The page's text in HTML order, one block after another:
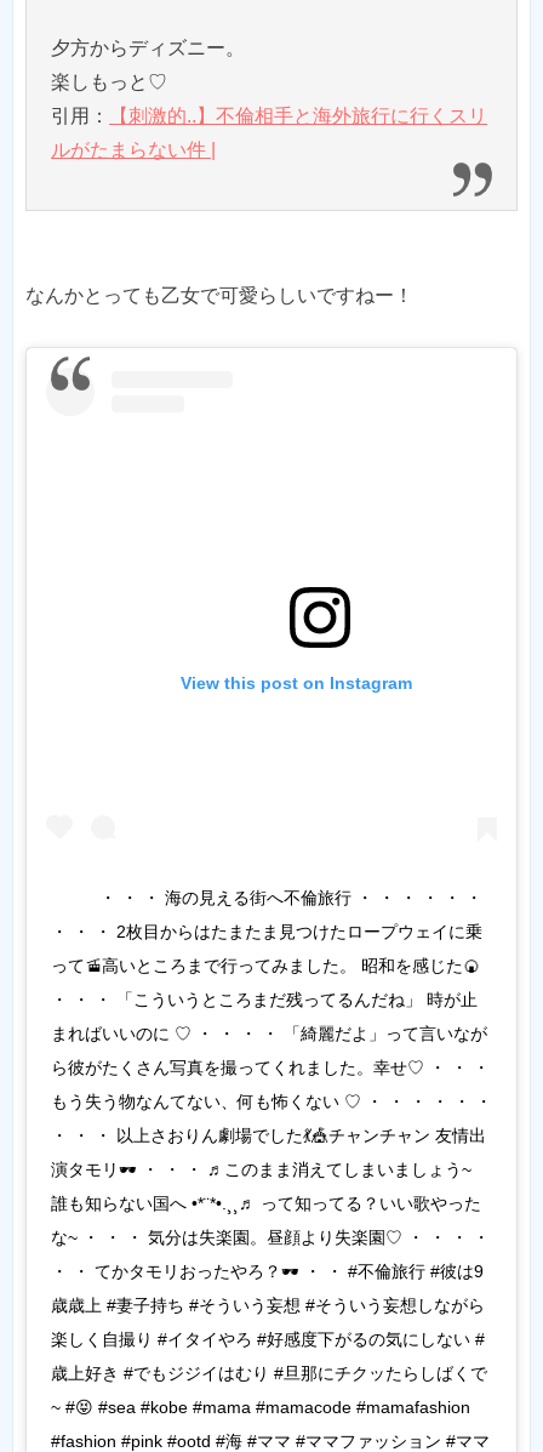
夕方からディズニー。
楽しもっと♡
引用：
【刺激的..】不倫相手と海外旅行に行くスリ
ルがたまらない件 |
なんかとっても乙女で可愛らしいですねー！
View this post on Instagram
・ ・ ・ 海の見える街へ不倫旅行 ・ ・ ・ ・ ・ ・
・ ・ ・ 2枚目からはたまたま見つけたロープウェイに乗
って🚡高いところまで行ってみました。 昭和を感じた🍘
・ ・ ・ 「こういうところまだ残ってるんだね」 時が止
まればいいのに ♡ ・ ・ ・ ・ 「綺麗だよ」って言いなが
ら彼がたくさん写真を撮ってくれました。幸せ♡ ・ ・ ・
もう失う物なんてない、何も怖くない ♡ ・ ・ ・ ・ ・ ・
・ ・ ・ 以上さおりん劇場でした💃🎪チャンチャン 友情出
演タモリ🕶 ・ ・ ・ ♬このまま消えてしまいましょう~
誰も知らない国へ •*¨*•.¸¸♬ って知ってる？いい歌やった
な~ ・ ・ ・ 気分は失楽園。昼顔より失楽園♡ ・ ・ ・ ・
・ ・ てかタモリおったやろ？🕶 ・ ・ #不倫旅行 #彼は9
歳歳上 #妻子持ち #そういう妄想 #そういう妄想しながら
楽しく自撮り #イタイやろ #好感度下がるの気にしない #
歳上好き #でもジジイはむり #旦那にチクッたらしばくで
~ #😝 #sea #kobe #mama #mamacode #mamafashion
#fashion #pink #ootd #海 #ママ #ママファッション #ママ